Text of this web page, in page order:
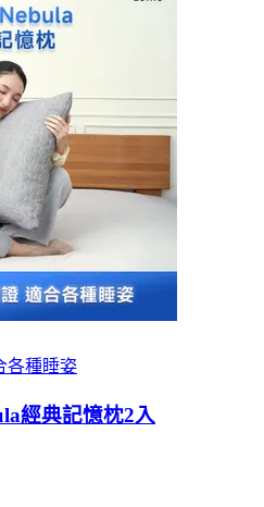
各種睡姿
經典記憶枕2入